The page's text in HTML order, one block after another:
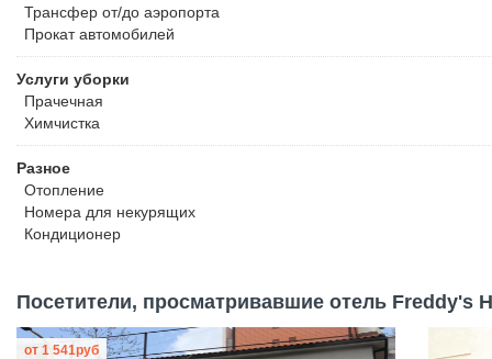
Трансфер от/до аэропорта
Прокат автомобилей
Услуги уборки
Прачечная
Химчистка
Разное
Отопление
Номера для некурящих
Кондиционер
Посетители, просматривавшие отель Freddy's
от 1 541руб